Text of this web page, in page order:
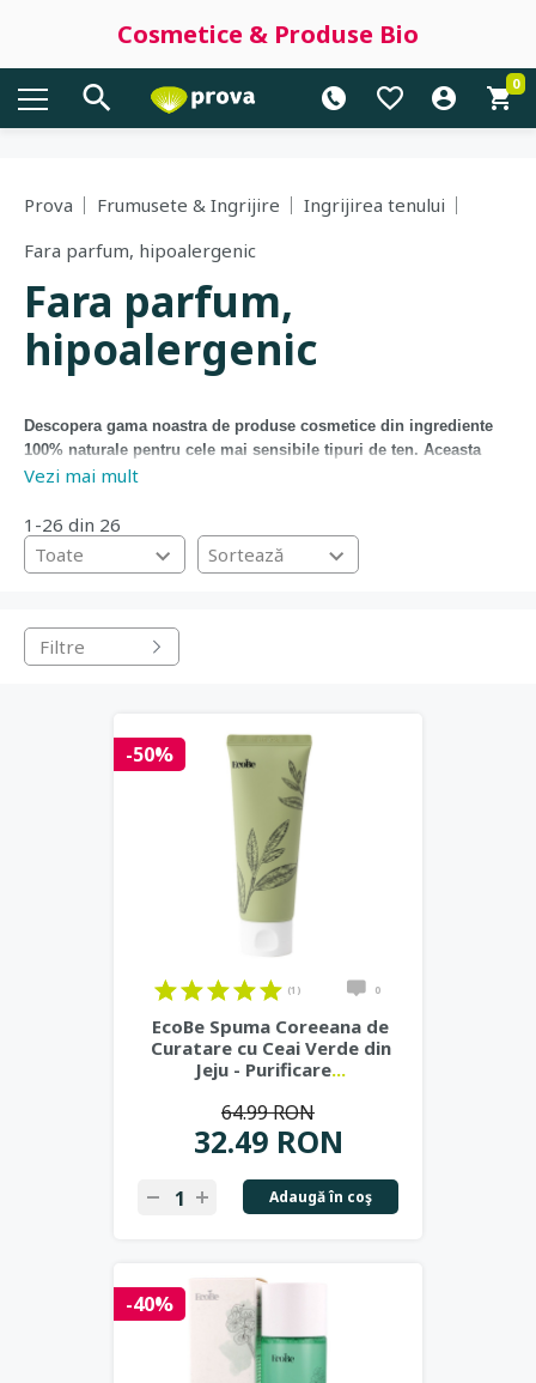
Cosmetice & Produse Bio
0
Prova Frumusete & Ingrijire
Ingrijirea tenului
Fara parfum, hipoalergenic
Fara parfum,
hipoalergenic
Descopera gama noastra de produse cosmetice din ingrediente
100% naturale pentru cele mai sensibile tipuri de ten. Aceasta
categorie contine numai produse cosmetice fara parfum,
demachiante, crème, balsamuri, sapunuri, fluide, unturi
cosmetice vegetale, crème reparatoare multifunctionale
hipoalergenice certificate organic.Livrare 24h din stoc
Vezi mai mult
1-26 din 26
Toate
Sortează
Filtre
-50%
(1) 0
EcoBe Spuma Coreeana de
Curatare cu Ceai Verde din
Jeju - Purificare...
32.49 RON
64.99 RON
Adaugă în coş
-40%